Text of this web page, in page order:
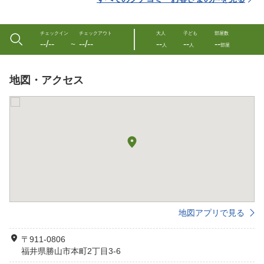
チェックイン
--/-- 〜
チェックアウト
--/--
大人
--人
子ども
--人
部屋数
--部屋
地図・アクセス
地図アプリで見る
〒911-0806
福井県勝山市本町2丁目3-6